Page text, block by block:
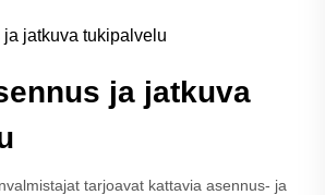
ja jatkuva
tarjoavat kattavia asennus- ja